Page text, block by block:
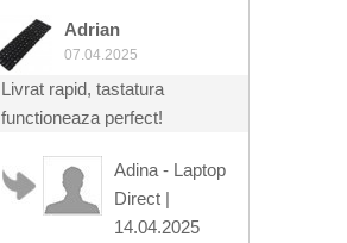
Adrian
07.04.2025
Livrat rapid, tastatura
functioneaza perfect!
Adina - Laptop
Direct |
14.04.2025